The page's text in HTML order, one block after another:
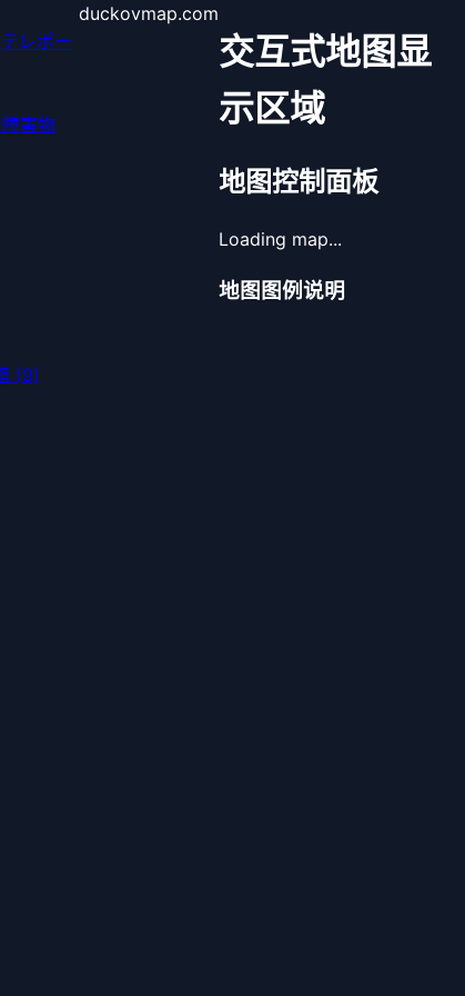
テレポー
障害物
(9)
duckovmap.com
交互式地图显
示区域
地图控制面板
Loading map...
地图图例说明